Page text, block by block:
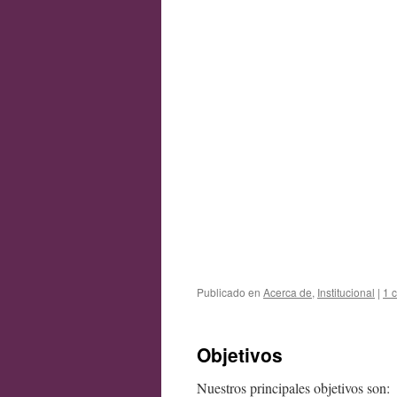
Publicado en Acerca de, Institucional | 1
Objetivos
Nuestros principales objetivos son: